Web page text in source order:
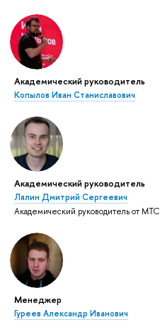
Академический руководитель
Копылов Иван Станиславович
Академический руководитель
Лялин Дмитрий Сергеевич
Академический руководитель от МТС
Менеджер
Гуреев Александр Иванович